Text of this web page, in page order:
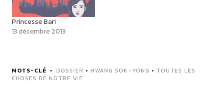
Princesse Bari
13 décembre 2013
MOTS-CLÉ DOSSIER • HWANG SOK-YONG • TOUTES LES
CHOSES DE NOTRE VIE